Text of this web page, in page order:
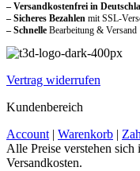
– Versandkostenfrei in
– Sicheres Bezahlen mit SSL-
– Schnelle Bearbeitung & Versand
Vertrag widerrufen
Kundenbereich
Account | Warenkorb |
Alle Preise verstehen
Versandkosten.